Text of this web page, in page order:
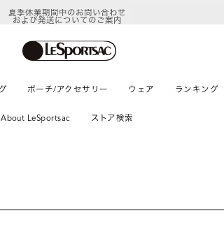
夏季休業期間中のお問い合わせ
および発送についてのご案内
ポーチ/アクセサリー ウェア ランキング
About LeSportsac ストア検索